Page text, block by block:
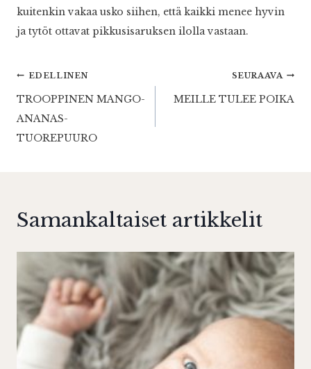
kuitenkin vakaa usko siihen, että kaikki menee hyvin
ja tytöt ottavat pikkusisaruksen ilolla vastaan.
Artikkelien
selaus
EDELLINEN
TROOPPINEN MANGO-
ANANAS-
TUOREPUURO
SEURAAVA
MEILLE TULEE POIKA
Samankaltaiset artikkelit